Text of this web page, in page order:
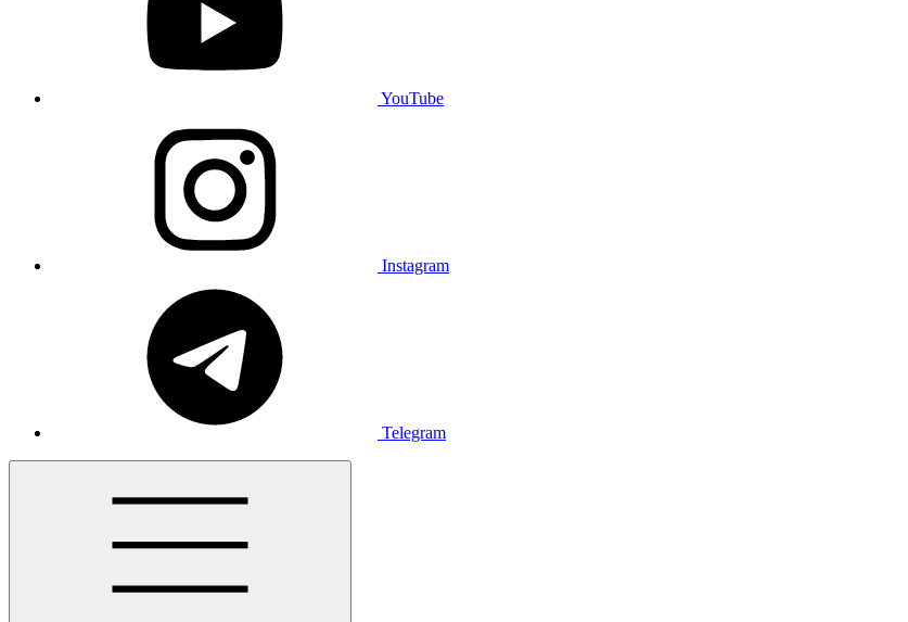
YouTube
Instagram
Telegram